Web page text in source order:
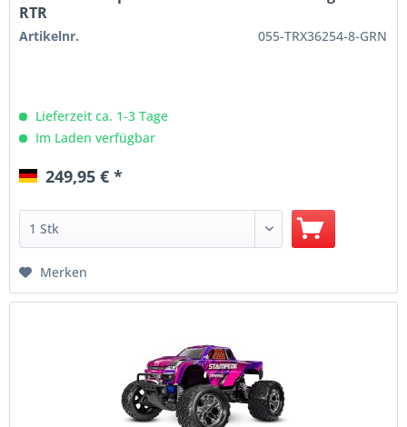
RTR
Artikelnr. 055-TRX36254-8-GRN
Lieferzeit ca. 1-3 Tage
Im Laden verfügbar
249,95 € *
Merken